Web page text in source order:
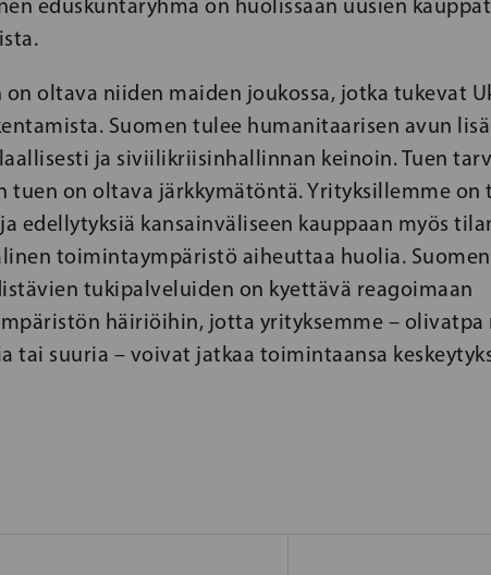
eduskuntaryhmä on huolissaan uusien
on oltava niiden maiden joukossa, jotka tukevat
Suomen tulee humanitaarisen avun
ja siviilikriisinhallinnan keinoin. Tuen
tuen on oltava järkkymätöntä.Yrityksillemme on
edellytyksiä kansainväliseen kauppaan myös
toimintaympäristö aiheuttaa huolia.
tukipalveluiden on kyettävä reagoimaan
häiriöihin, jotta yrityksemme – olivatpa
tai suuria – voivat jatkaa toimintaansa